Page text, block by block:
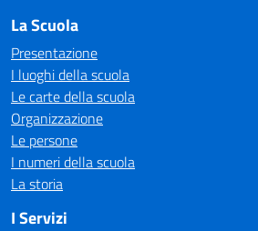
La Scuola
Presentazione
I luoghi della scuola
Le carte della scuola
Organizzazione
Le persone
I numeri della scuola
La storia
I Servizi